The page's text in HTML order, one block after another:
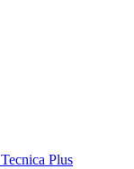
Tecnica Plus